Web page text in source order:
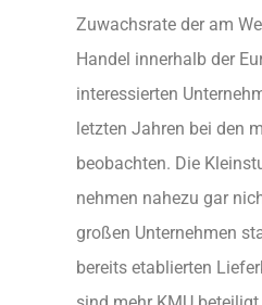
Zuwachsrate der am
Handel innerhalb der
interessierten
letzten Jahren bei den
beobachten. Die
nehmen nahezu gar
großen Unternehmen
bereits etablierten